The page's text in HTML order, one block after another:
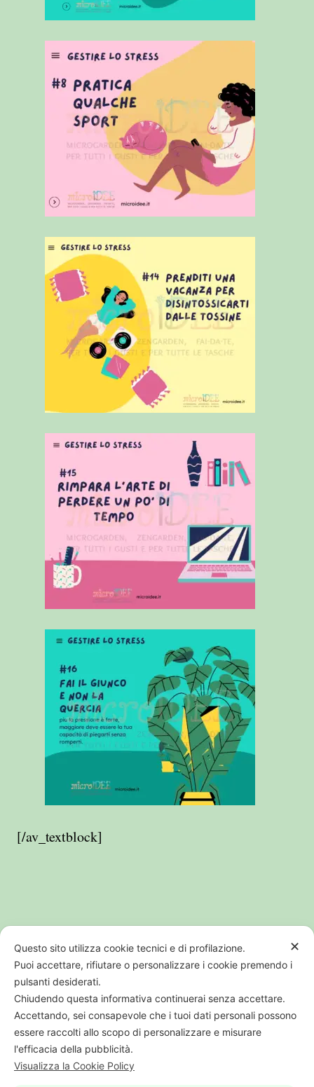
[/av_textblock]
PI CF REG IMP BO01707541205 | REA
364538
digital web
✕
Questo sito utilizza cookie tecnici e di profilazione.
Puoi accettare, rifiutare o personalizzare i cookie premendo i
pulsanti desiderati.
Chiudendo questa informativa continuerai senza accettare.
Accettando, sei consapevole che i tuoi dati personali possono
essere raccolti allo scopo di personalizzare e misurare
l'efficacia della pubblicità.
Visualizza la Cookie Policy